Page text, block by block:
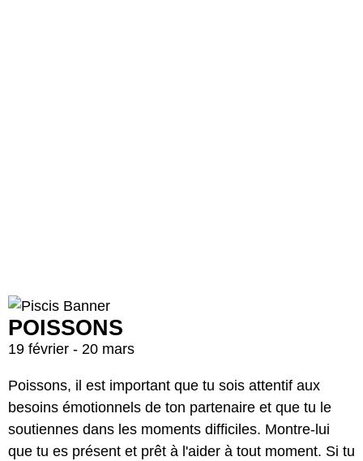
POISSONS
19 février - 20 mars
Poissons, il est important que tu sois attentif aux
besoins émotionnels de ton partenaire et que tu le
soutiennes dans les moments difficiles. Montre-lui
que tu es présent et prêt à l'aider à tout moment. Si tu